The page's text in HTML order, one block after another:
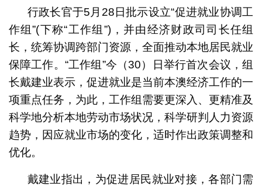
行政长官于5月28日批示设立“促进就业协调工
作组”(下称“工作组”)，并由经济财政司司长任组
长，统筹协调跨部门资源，全面推动本地居民就业
保障工作。“工作组”今（30）日举行首次会议，组
长戴建业表示，促进就业是当前本澳经济工作的一
项重点任务，为此，工作组需要更深入、更精准及
科学地分析本地劳动市场状况，科学研判人力资源
趋势，因应就业市场的变化，适时作出政策调整和
优化。
戴建业指出，为促进居民就业对接，各部门需